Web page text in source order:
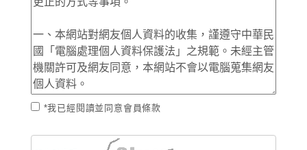
*我已經閱讀並同意會員條款